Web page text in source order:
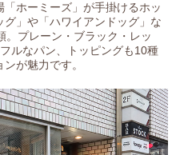
ホーミーズ」が手掛けるホッ
グ」や「ハワイアンドッグ」な
。プレーン・ブラック・レッ
ルなパン、トッピングも10種
が魅力です。